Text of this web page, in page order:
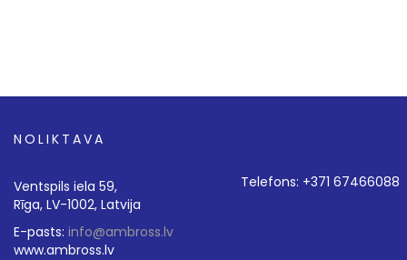
NOLIKTAVA
Ventspils iela 59,
Rīga, LV-1002, Latvija
E-pasts: info@ambross.lv
www.ambross.lv
Telefons: +371 67466088